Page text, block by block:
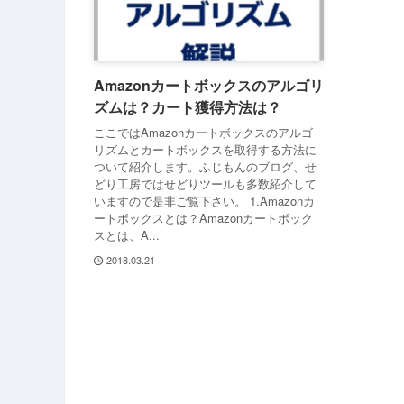
Amazonカートボックスのアルゴリ
ズムは？カート獲得方法は？
ここではAmazonカートボックスのアルゴ
リズムとカートボックスを取得する方法に
ついて紹介します。ふじもんのブログ、せ
どり工房ではせどりツールも多数紹介して
いますので是非ご覧下さい。 1.Amazonカ
ートボックスとは？Amazonカートボック
スとは、A...
2018.03.21